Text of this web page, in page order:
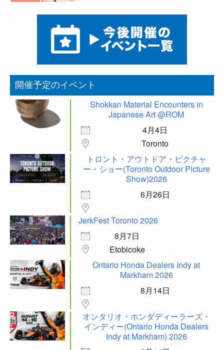
開催予定のイベント
Shokkan Material Encounters in
Japanese Art @ROM
4月4日
Toronto
トロント・アウトドア・ピクチャ
ー・ショー(Toronto Outdoor Picture
Show)2026
6月26日
JerkFest Toronto 2026
8月7日
Etobicoke
Ontario Honda Dealers Indy at
Markham 2026
8月14日
オンタリオ・ホンダディーラーズ・
インディー(Ontario Honda Dealers
Indy at Markham) 2026